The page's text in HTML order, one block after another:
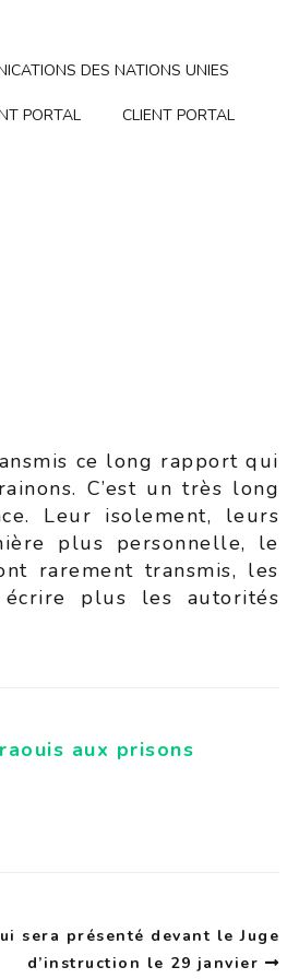
DES NATIONS UNIES
PORTAL CLIENT PORTAL
ce long rapport qui
C’est un très long
Leur isolement, leurs
plus personnelle, le
rarement transmis, les
plus les autorités
aux prisons
sera présenté devant le Juge
d’instruction le 29 janvier